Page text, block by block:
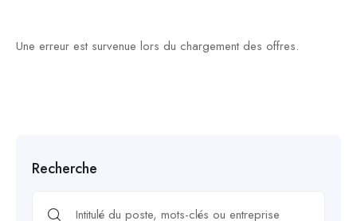
Recherche
Une erreur est survenue lors du chargement des offres.